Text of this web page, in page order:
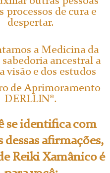
processos de cura e
despertar.
a Medicina da
sabedoria ancestral a
visão e dos estudos
de Aprimoramento
DERLLIN®.
se identifica com
dessas afirmações,
Reiki Xamânico é